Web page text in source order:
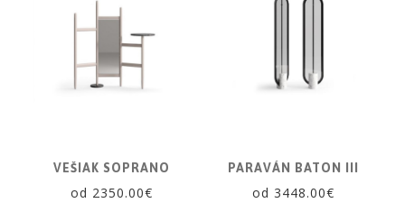
VEŠIAK SOPRANO
od 2350.00€
PARAVÁN BATON III
od 3448.00€